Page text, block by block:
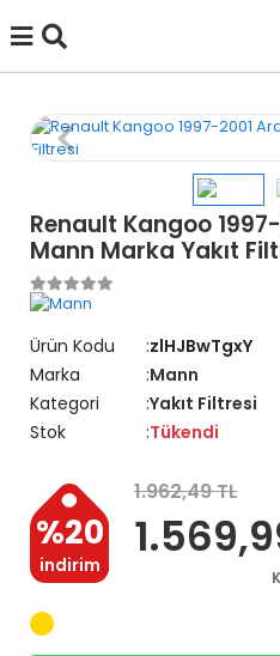
Renault Kangoo
Mann Marka Yakıt
Ürün Kodu
zlHJBwTgxY
Marka
Mann
Kategori
Yakıt Filtresi
Stok
Tükendi
%20
indirim
1.962,49 TL